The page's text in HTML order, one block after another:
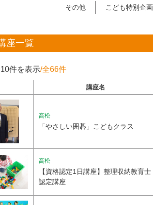
その他
こども特別企画
座一覧
件を表示/全66件
講座名
高松
「やさしい囲碁」こどもクラス
高松
【資格認定1日講座】整理収納教育士
認定講座